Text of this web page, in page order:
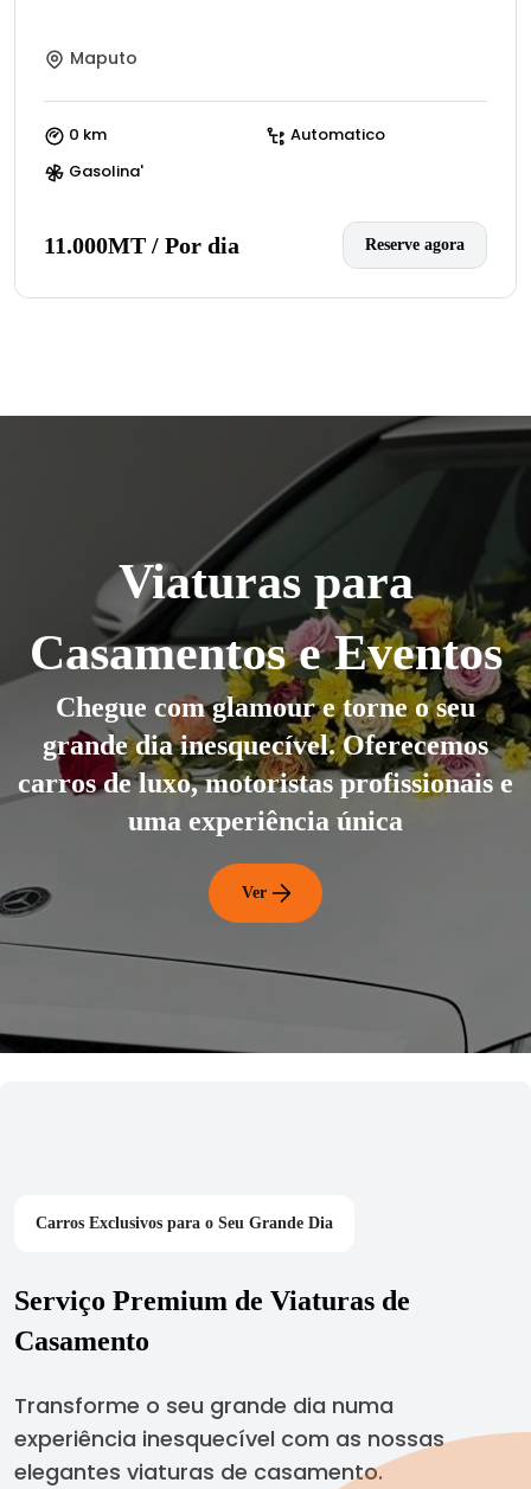
Maputo
0 km
Automatico
Gasolina'
11.000MT / Por dia Reserve agora
Viaturas para
Casamentos e Eventos
Chegue com glamour e torne o seu
grande dia inesquecível. Oferecemos
carros de luxo, motoristas profissionais e
uma experiência única
Ver
Carros Exclusivos para o Seu Grande Dia
Serviço Premium de Viaturas de
Casamento
Transforme o seu grande dia numa
experiência inesquecível com as nossas
elegantes viaturas de casamento.